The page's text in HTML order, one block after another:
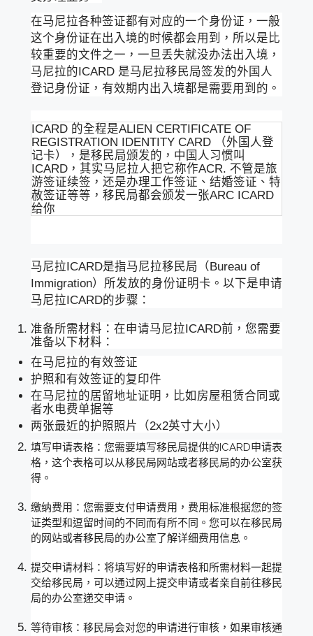
在马尼拉各种签证都有对应的一个身份证，一般
这个身份证在出入境的时候都会用到，所以是比
较重要的文件之一，一旦丢失就没办法出入境，
马尼拉的ICARD 是马尼拉移民局签发的外国人
登记身份证，有效期内出入境都是需要用到的。
ICARD 的全程是ALIEN CERTIFICATE OF
REGISTRATION IDENTITY CARD （外国人登
记卡），是移民局颁发的，中国人习惯叫
ICARD，其实马尼拉人把它称作ACR. 不管是旅
游签证续签，还是办理工作签证、结婚签证、特
赦签证等等，移民局都会颁发一张ARC ICARD
给你
马尼拉ICARD是指马尼拉移民局（Bureau of
Immigration）所发放的身份证明卡。以下是申请
马尼拉ICARD的步骤：
准备所需材料：在申请马尼拉ICARD前，您需要
准备以下材料：
在马尼拉的有效签证
护照和有效签证的复印件
在马尼拉的居留地址证明，比如房屋租赁合同或
者水电费单据等
两张最近的护照照片（2x2英寸大小）
填写申请表格：您需要填写移民局提供的ICARD申请表
格，这个表格可以从移民局网站或者移民局的办公室获
得。
缴纳费用：您需要支付申请费用，费用标准根据您的签
证类型和逗留时间的不同而有所不同。您可以在移民局
的网站或者移民局的办公室了解详细费用信息。
提交申请材料：将填写好的申请表格和所需材料一起提
交给移民局，可以通过网上提交申请或者亲自前往移民
局的办公室递交申请。
等待审核：移民局会对您的申请进行审核，如果审核通